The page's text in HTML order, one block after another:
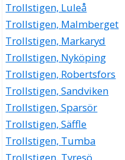
Trollstigen, Luleå
Trollstigen, Malmberget
Trollstigen, Markaryd
Trollstigen, Nyköping
Trollstigen, Robertsfors
Trollstigen, Sandviken
Trollstigen, Sparsör
Trollstigen, Säffle
Trollstigen, Tumba